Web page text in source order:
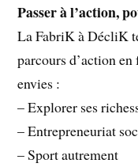
Passer à l’action,
La FabriK à DécliK
parcours d’action
envies :
– Explorer ses
– Entrepreneuriat
– Sport autrement